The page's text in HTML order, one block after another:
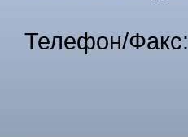
Телефон/Факс: